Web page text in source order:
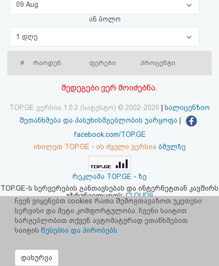
რეგისტრაცია
პაროლის
აღდგენა
სალიცენზიო
შეთანხმება
პასუხისმგებლობის
უარყოფა
09 Aug
ან ბოლო
1 დღე
# რაოდენ. ფერები პროცენტი
შედეგები ვერ მოიძებნა.
TOP.GE ვერსია 1.0.2 (სატესტო) © 2002-2026
სალიცენზიო
შეთანხმება და პასუხისმგებლობის უარყოფა
facebook.com/TOP.GE
იხილეთ TOP.GE - ის ძველი ვერსია ბმულზე
რეკლამა TOP.GE - ზე
TOP.GE-ს სერვერების განთავსებას და ინტერნეტთან კავშირს
უზრუნველყოფს:CLOUD9
ჩვენ ვიყენებთ cookies რათა შემოგთავაზოთ უკეთესი
სერვისი და მეტი კომფორტულობა. ჩვენი საიტით
სარგებლობით თქვენ ავტომატურად ეთანხმებით
საიტის წესებსა და პირობებს
დახურვა